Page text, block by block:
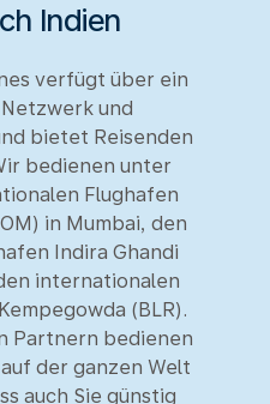
Indien
verfügt über ein
und
bietet Reisenden
bedienen unter
Flughafen
in Mumbai, den
Indira Ghandi
internationalen
(BLR).
Partnern bedienen
der ganzen Welt
auch Sie günstig